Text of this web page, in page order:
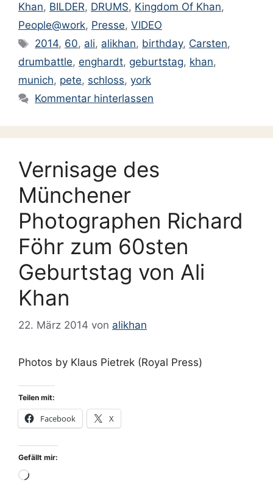
Khan, BILDER, DRUMS, Kingdom Of Khan,
People@work, Presse, VIDEO
Schlagwörter
2014, 60, ali, alikhan, birthday, Carsten,
drumbattle, enghardt, geburtstag, khan,
munich, pete, schloss, york
Kommentar hinterlassen
Vernisage des
Münchener
Photographen Richard
Föhr zum 60sten
Geburtstag von Ali
Khan
22. März 2014 von alikhan
Photos by Klaus Pietrek (Royal Press)
Teilen mit:
Facebook X
Gefällt mir:
Wird